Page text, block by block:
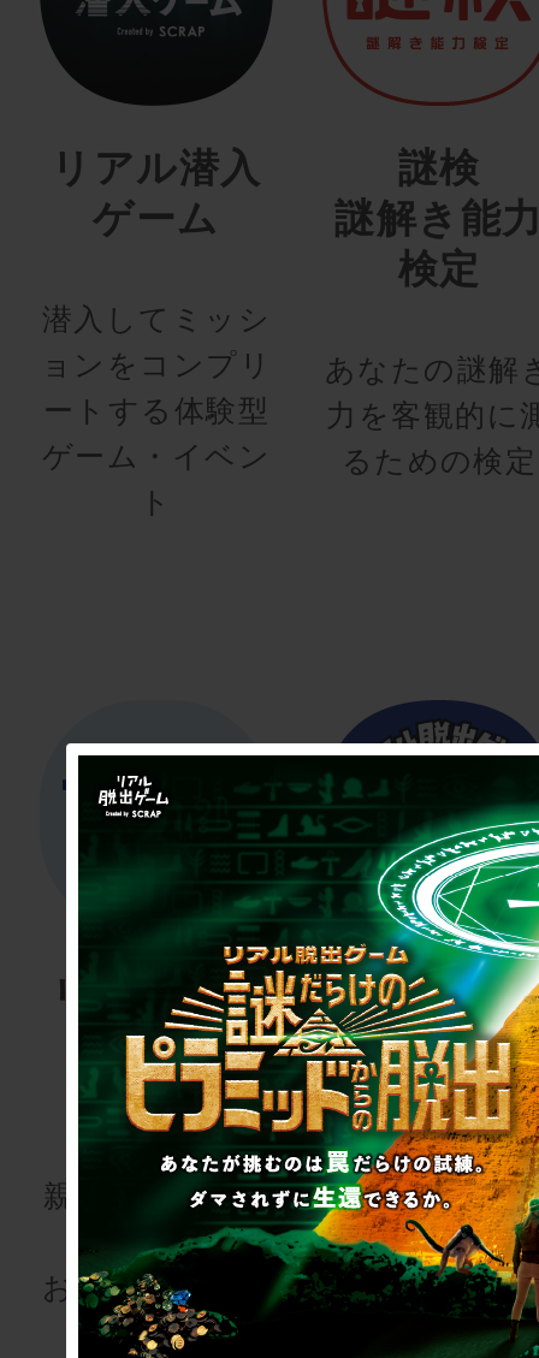
リアル潜入
ゲーム
潜入してミッシ
ョンをコンプリ
ートする体験型
ゲーム・イベン
ト
謎検
謎解き能
検定
あなたの謎解
力を客観的に
るための検定
リアル脱出
ゲーム
for kids
親子で楽しむ謎
解きを
お届けします！
リアル脱
ゲーム
研修・懇
会
研修用・懇親
用会議
室型リアル脱